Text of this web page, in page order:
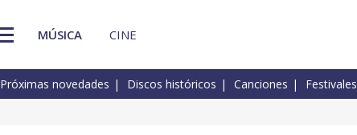
MÚSICA CINE
Próximas novedades Discos históricos Canciones Festivales